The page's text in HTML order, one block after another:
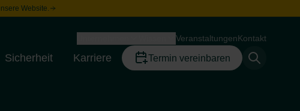
Website.
Toggle menu Toggle menu
VeranstaltungenKontakt
Sicherheit
Karriere
Toggle menu
Termin vereinbaren